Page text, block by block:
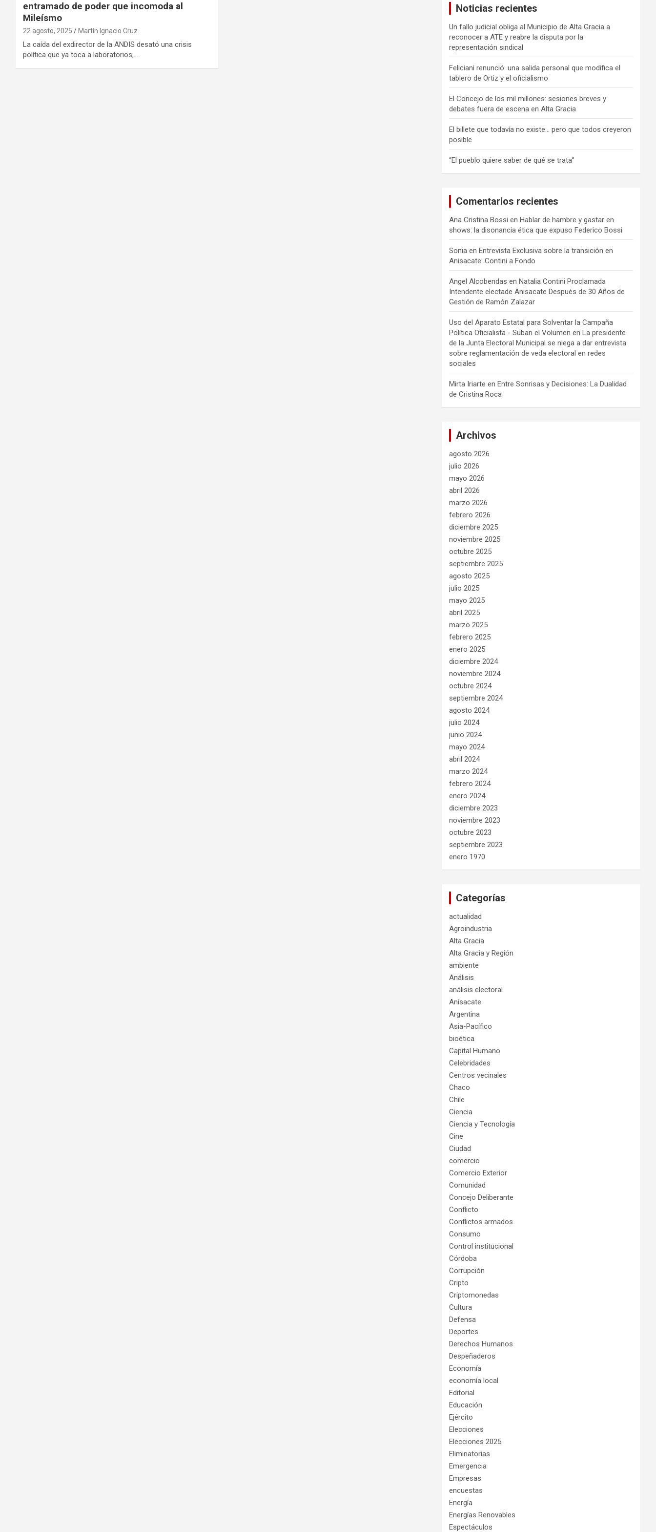
entramado de poder que incomoda al
Mileísmo
22 agosto, 2025 Martín Ignacio Cruz
La caída del exdirector de la ANDIS desató una crisis
política que ya toca a laboratorios,…
Noticias recientes
Un fallo judicial obliga al Municipio de Alta Gracia a
reconocer a ATE y reabre la disputa por la
representación sindical
Feliciani renunció: una salida personal que modifica el
tablero de Ortiz y el oficialismo
El Concejo de los mil millones: sesiones breves y
debates fuera de escena en Alta Gracia
El billete que todavía no existe… pero que todos creyeron
posible
“El pueblo quiere saber de qué se trata”
Comentarios recientes
Ana Cristina Bossi en Hablar de hambre y gastar en
shows: la disonancia ética que expuso Federico Bossi
Sonia en Entrevista Exclusiva sobre la transición en
Anisacate: Contini a Fondo
Angel Alcobendas en Natalia Contini Proclamada
Intendente electade Anisacate Después de 30 Años de
Gestión de Ramón Zalazar
Uso del Aparato Estatal para Solventar la Campaña
Política Oficialista - Suban el Volumen en La presidente
de la Junta Electoral Municipal se niega a dar entrevista
sobre reglamentación de veda electoral en redes
sociales
Mirta Iriarte en Entre Sonrisas y Decisiones: La Dualidad
de Cristina Roca
Archivos
agosto 2026
julio 2026
mayo 2026
abril 2026
marzo 2026
febrero 2026
diciembre 2025
noviembre 2025
octubre 2025
septiembre 2025
agosto 2025
julio 2025
mayo 2025
abril 2025
marzo 2025
febrero 2025
enero 2025
diciembre 2024
noviembre 2024
octubre 2024
septiembre 2024
agosto 2024
julio 2024
junio 2024
mayo 2024
abril 2024
marzo 2024
febrero 2024
enero 2024
diciembre 2023
noviembre 2023
octubre 2023
septiembre 2023
enero 1970
Categorías
actualidad
Agroindustria
Alta Gracia
Alta Gracia y Región
ambiente
Análisis
análisis electoral
Anisacate
Argentina
Asia-Pacífico
bioética
Capital Humano
Celebridades
Centros vecinales
Chaco
Chile
Ciencia
Ciencia y Tecnología
Cine
Ciudad
comercio
Comercio Exterior
Comunidad
Concejo Deliberante
Conflicto
Conflictos armados
Consumo
Control institucional
Córdoba
Corrupción
Cripto
Criptomonedas
Cultura
Defensa
Deportes
Derechos Humanos
Despeñaderos
Economía
economía local
Editorial
Educación
Ejército
Elecciones
Elecciones 2025
Eliminatorias
Emergencia
Empresas
encuestas
Energía
Energías Renovables
Espectáculos